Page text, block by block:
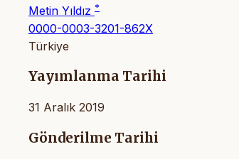
Metin Yıldız *
0000-0003-3201-862X
Türkiye
Yayımlanma Tarihi
31 Aralık 2019
Gönderilme Tarihi